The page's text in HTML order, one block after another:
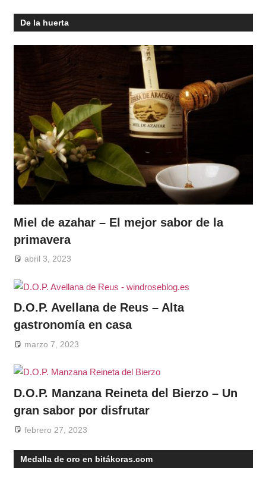
De la huerta
Miel de azahar – El mejor sabor de la
primavera
abril 3, 2023
D.O.P. Avellana de Reus – Alta
gastronomía en casa
marzo 7, 2023
D.O.P. Manzana Reineta del Bierzo – Un
gran sabor por disfrutar
febrero 27, 2023
Medalla de oro en bitákoras.com